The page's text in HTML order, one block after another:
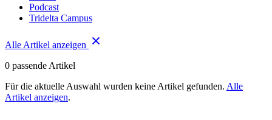
Podcast
Tridelta Campus
Alle Artikel anzeigen
0 passende Artikel
Für die aktuelle Auswahl wurden keine Artikel gefunden. Alle
Artikel anzeigen.